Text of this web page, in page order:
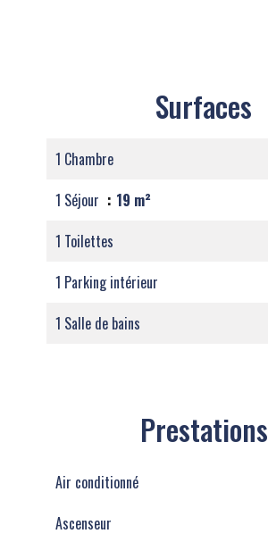
Surfaces
1 Chambre
1 Séjour
19 m²
1 Toilettes
1 Parking intérieur
1 Salle de bains
Prestations
Air conditionné
Ascenseur